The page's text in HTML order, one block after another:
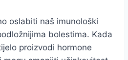
oslabiti naš imunološki
bolestima. Kada
proizvodi hormone